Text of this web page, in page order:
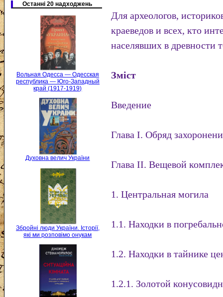
Останні 20 надходжень
Вольная Одесса — Одесская
республика — Юго-Западный
край (1917-1919)
Духовна велич України
Збройні люди України. Історії,
які ми розповімо онукам
Для археологов,
краеведов и всех, кто
населявших в древности
Зміст
Введение
Глава I. Обряд
Глава II. Вещевой
1. Центральная могила
1.1. Находки в
1.2. Находки в тайнике
1.2.1. Золотой